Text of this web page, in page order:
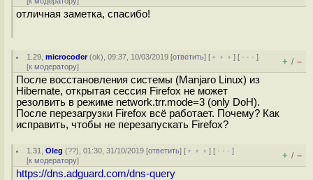
отличная заметка, спасибо!
1.29 ,microcoder(ok), 09:37, 10/03/2019 [ответить] [ ﹢﹢﹢] [ · · ·]
[к модератору] + / –
После восстановления системы (Manjaro Linux) из
Hibernate, открытая сессия Firefox не может
резолвить в режиме network.trr.mode=3 (only DoH).
После перезагрузки Firefox всё работает. Почему? Как
исправить, чтобы не перезапускать Firefox?
1.31 ,Oleg (??), 01:30, 31/10/2019 [ответить] [ ﹢﹢﹢] [ · · ·]
[к модератору] + / –
https://dns.adguard.com/dns-query